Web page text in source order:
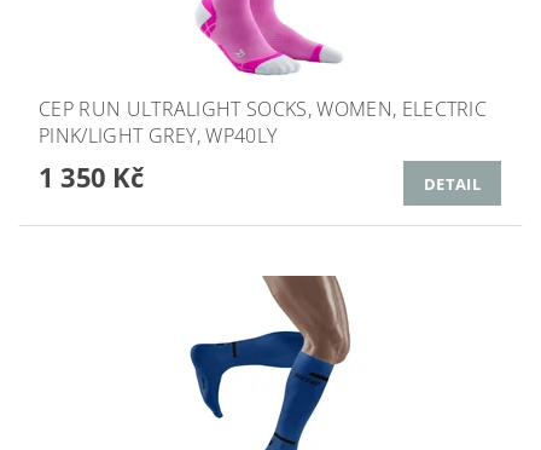
CEP RUN ULTRALIGHT SOCKS, WOMEN, ELECTRIC
PINK/LIGHT GREY, WP40LY
1 350 Kč DETAIL